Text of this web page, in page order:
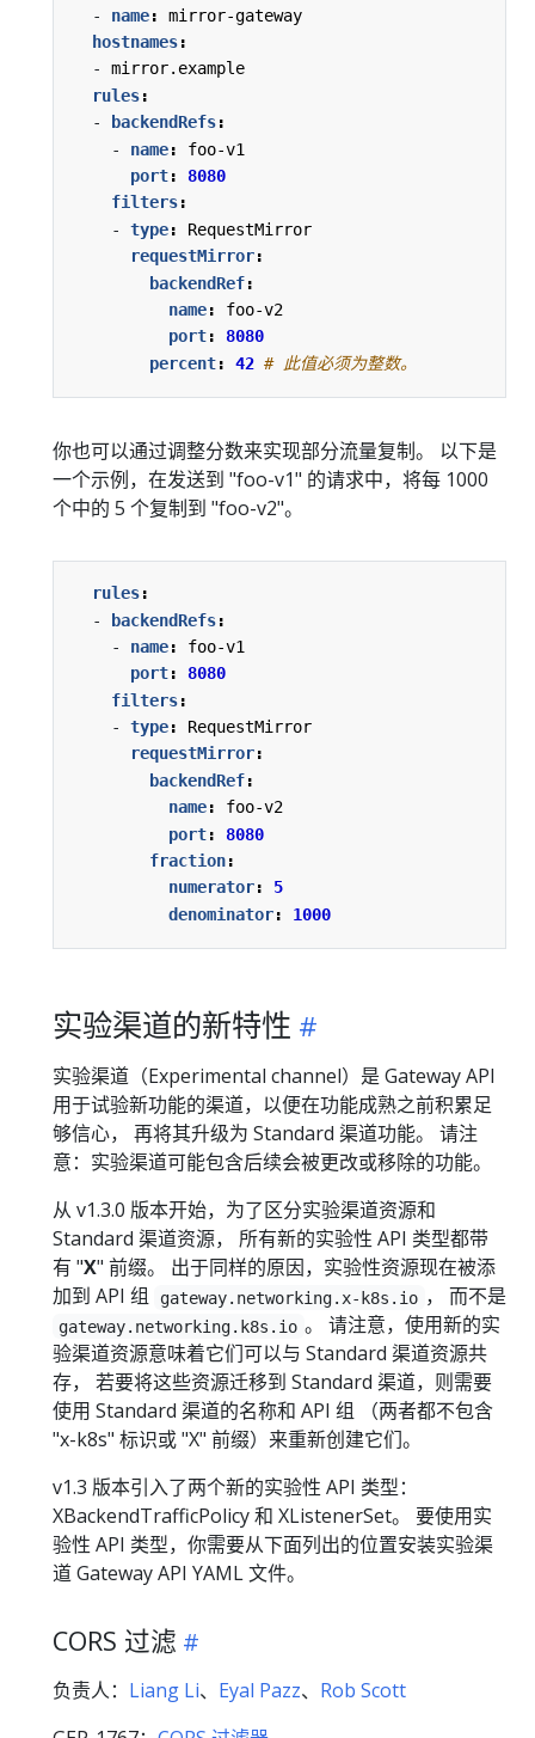
- name:
mirror-gateway
hostnames:
- mirror.example
rules:
-
backendRefs:
- name:
foo-v1
port:
8080
filters:
- type:
RequestMirror
requestMirror:
backendRef:
name:
foo-v2
port:
8080
percent: 42 # 此值必须为整数。
你也可以通过调整分数来实现部分流量复制。 以下是
一个示例，在发送到 "foo-v1" 的请求中，将每 1000
个中的 5 个复制到 "foo-v2"。
rules:
- backendRefs:
- name:
foo-v1
port:
8080
filters:
- type:
RequestMirror
requestMirror:
backendRef:
name:
foo-v2
port:
8080
fraction:
numerator:
5
denominator: 1000
实验渠道的新特性
实验渠道（Experimental channel）是 Gateway API
用于试验新功能的渠道，以便在功能成熟之前积累足
够信心， 再将其升级为 Standard 渠道功能。 请注
意：实验渠道可能包含后续会被更改或移除的功能。
从 v1.3.0 版本开始，为了区分实验渠道资源和
Standard 渠道资源， 所有新的实验性 API 类型都带
有 "X" 前缀。 出于同样的原因，实验性资源现在被添
加到 API 组
gateway.networking.x-k8s.io ， 而不是
gateway.networking.k8s.io 。 请注意，使用新的实
验渠道资源意味着它们可以与 Standard 渠道资源共
存， 若要将这些资源迁移到 Standard 渠道，则需要
使用 Standard 渠道的名称和 API 组 （两者都不包含
"x-k8s" 标识或 "X" 前缀）来重新创建它们。
v1.3 版本引入了两个新的实验性 API 类型：
XBackendTrafficPolicy 和 XListenerSet。 要使用实
验性 API 类型，你需要从下面列出的位置安装实验渠
道 Gateway API YAML 文件。
CORS 过滤
负责人： Liang Li、 Eyal Pazz、 Rob Scott